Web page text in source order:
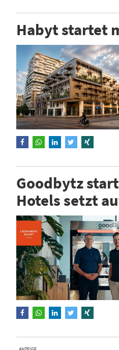
Habyt startet
Goodbytz
Hotels setzt